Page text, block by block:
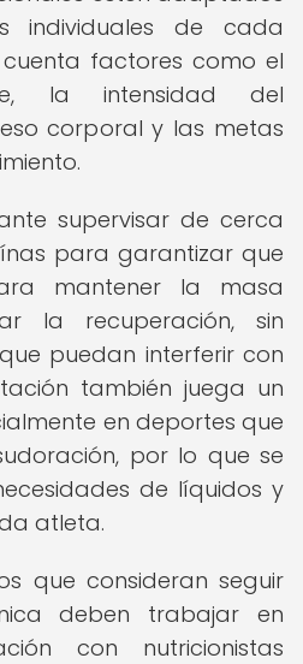
individuales de cada
factores como el
la intensidad del
corporal y las metas
supervisar de cerca
para garantizar que
mantener la masa
la recuperación, sin
puedan interferir con
también juega un
en deportes que
por lo que se
de líquidos y
atleta.
que consideran seguir
deben trabajar en
con nutricionistas